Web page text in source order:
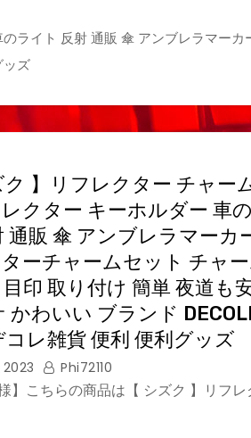
ライト 反射 通販 傘 アンブレラマー
ッズ
ク 】リフレクター チャー
レクター キーホルダー 車
通販 傘 アンブレラマーカ
ーチャームセット チャ
印 取り付け 簡単 夜道も
かわいい ブランド
コレ雑貨 便利 便利グッズ
2023 Phi72110
】こちらの商品は【 シズク 】リフ